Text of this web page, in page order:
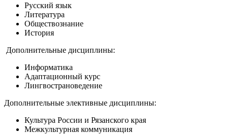
Русский язык
Литература
Обществознание
История
Дополнительные дисциплины:
Информатика
Адаптационный курс
Лингвострановедение
Дополнительные элективные дисциплины:
Культура России и Рязанского края
Межкультурная коммуникация